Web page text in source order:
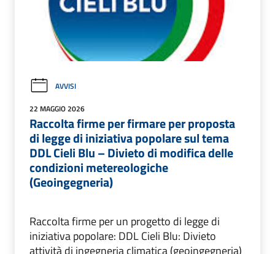
AVVISI
22 MAGGIO 2026
Raccolta firme per firmare per proposta
di legge di iniziativa popolare sul tema
DDL Cieli Blu – Divieto di modifica delle
condizioni metereologiche
(Geoingegneria)
Raccolta firme per un progetto di legge di
iniziativa popolare: DDL Cieli Blu: Divieto
attività di ingegneria climatica (geoingegneria)